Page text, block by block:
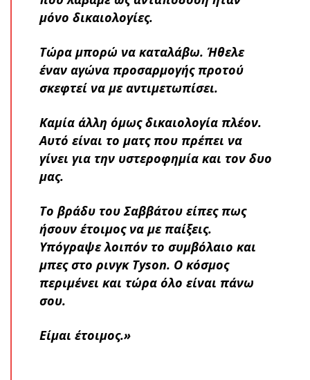
μόνο δικαιολογίες.
Τώρα μπορώ να καταλάβω. Ήθελε
έναν αγώνα προσαρμογής προτού
σκεφτεί να με αντιμετωπίσει.
Καμία άλλη όμως δικαιολογία πλέον.
Αυτό είναι το ματς που πρέπει να
γίνει για την υστεροφημία και τον δυο
μας.
Το βράδυ του Σαββάτου είπες πως
ήσουν έτοιμος να με παίξεις.
Υπόγραψε λοιπόν το συμβόλαιο και
μπες στο ρινγκ Tyson. Ο κόσμος
περιμένει και τώρα όλο είναι πάνω
σου.
Είμαι έτοιμος.»